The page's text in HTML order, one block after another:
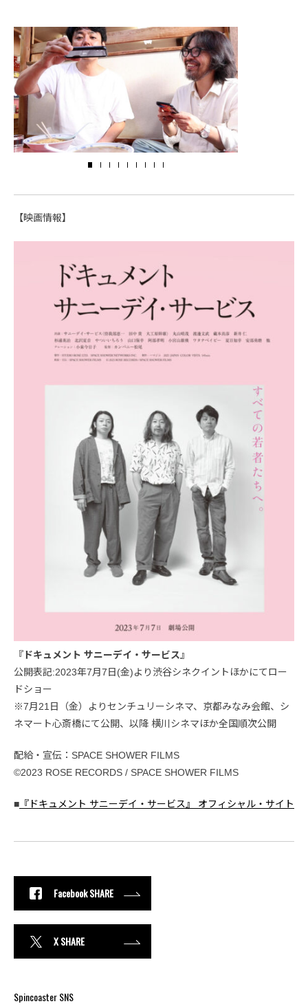
【映画情報】
『ドキュメント サニーデイ・サービス』
公開表記:2023年7月7日(金)より渋谷シネクイントほかにてロー
ドショー
※7月21日（金）よりセンチュリーシネマ、京都みなみ会館、シ
ネマート心斎橋にて公開、以降 横川シネマほか全国順次公開
配給・宣伝：SPACE SHOWER FILMS
©2023 ROSE RECORDS / SPACE SHOWER FILMS
■ 『ドキュメント サニーデイ・サービス』 オフィシャル・サイト
Facebook SHARE
X SHARE
Spincoaster SNS